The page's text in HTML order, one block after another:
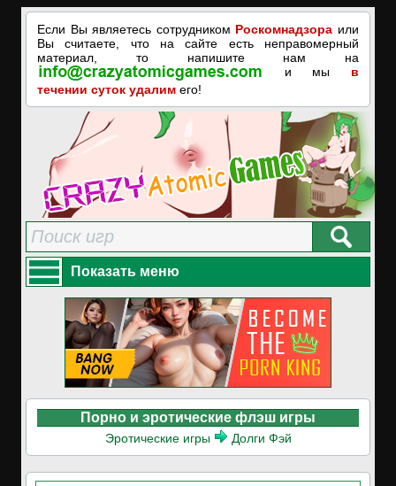
Если Вы являетесь сотрудником Роскомнадзора или
Вы считаете, что на сайте есть неправомерный
материал, то напишите нам на
и мы в
течении суток удалим его!
Показать меню
Порно и эротические флэш игры
Эротические игры Долги Фэй